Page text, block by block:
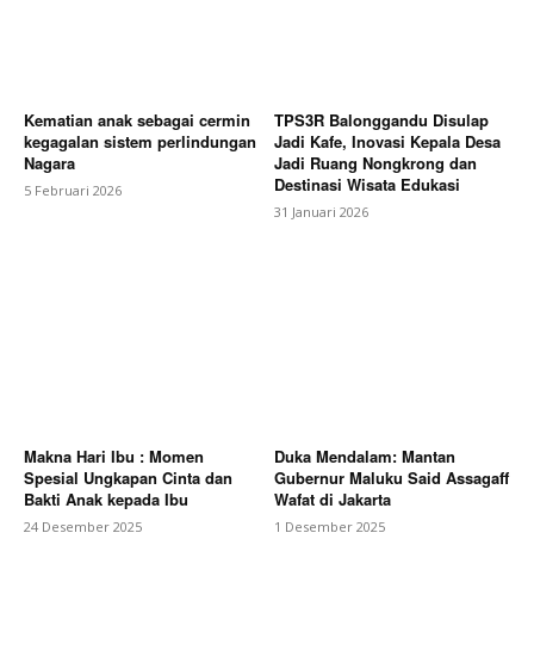
Kematian anak sebagai cermin
kegagalan sistem perlindungan
Nagara
5 Februari 2026
TPS3R Balonggandu Disulap
Jadi Kafe, Inovasi Kepala Desa
Jadi Ruang Nongkrong dan
Destinasi Wisata Edukasi
31 Januari 2026
Makna Hari Ibu : Momen
Spesial Ungkapan Cinta dan
Bakti Anak kepada Ibu
24 Desember 2025
Duka Mendalam: Mantan
Gubernur Maluku Said Assagaff
Wafat di Jakarta
1 Desember 2025